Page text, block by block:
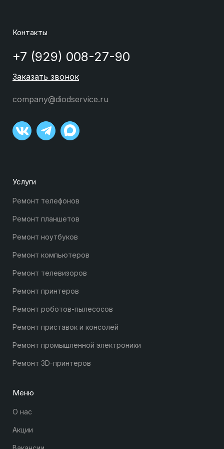
Контакты
+7 (929) 008-27-90
Заказать звонок
company@diodservice.ru
Услуги
Ремонт телефонов
Ремонт планшетов
Ремонт ноутбуков
Ремонт компьютеров
Ремонт телевизоров
Ремонт принтеров
Ремонт роботов-пылесосов
Ремонт приставок и консолей
Ремонт промышленной электроники
Ремонт 3D-принтеров
Меню
О нас
Акции